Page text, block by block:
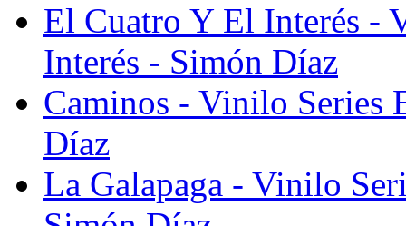
El Cuatro Y El Interés -
Interés - Simón Díaz
Caminos - Vinilo Series
Díaz
La Galapaga - Vinilo